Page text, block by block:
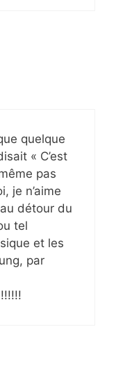
quelque
« C’est
pas
je n’aime
détour du
tel
et les
par